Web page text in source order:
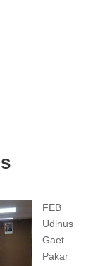
FEB
Udinus
Gaet
Pakar